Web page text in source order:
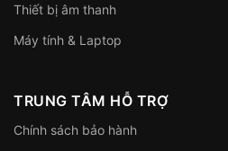
Thiết bị âm thanh
Máy tính & Laptop
TRUNG TÂM HỖ TRỢ
Chính sách bảo hành